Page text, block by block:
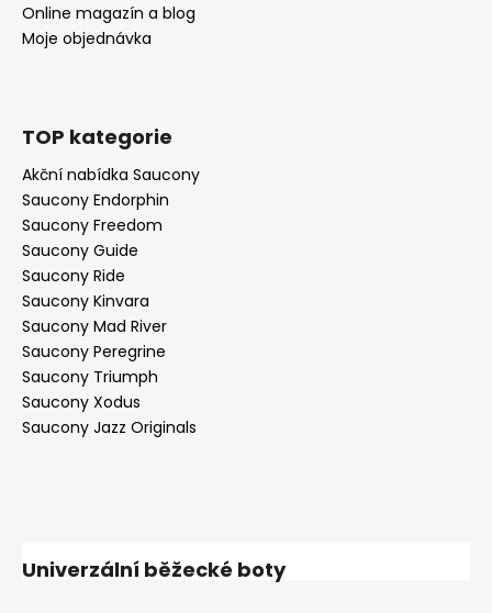
Online magazín a blog
Moje objednávka
TOP kategorie
Akční nabídka Saucony
Saucony Endorphin
Saucony Freedom
Saucony Guide
Saucony Ride
Saucony Kinvara
Saucony Mad River
Saucony Peregrine
Saucony Triumph
Saucony Xodus
Saucony Jazz Originals
Univerzální běžecké boty